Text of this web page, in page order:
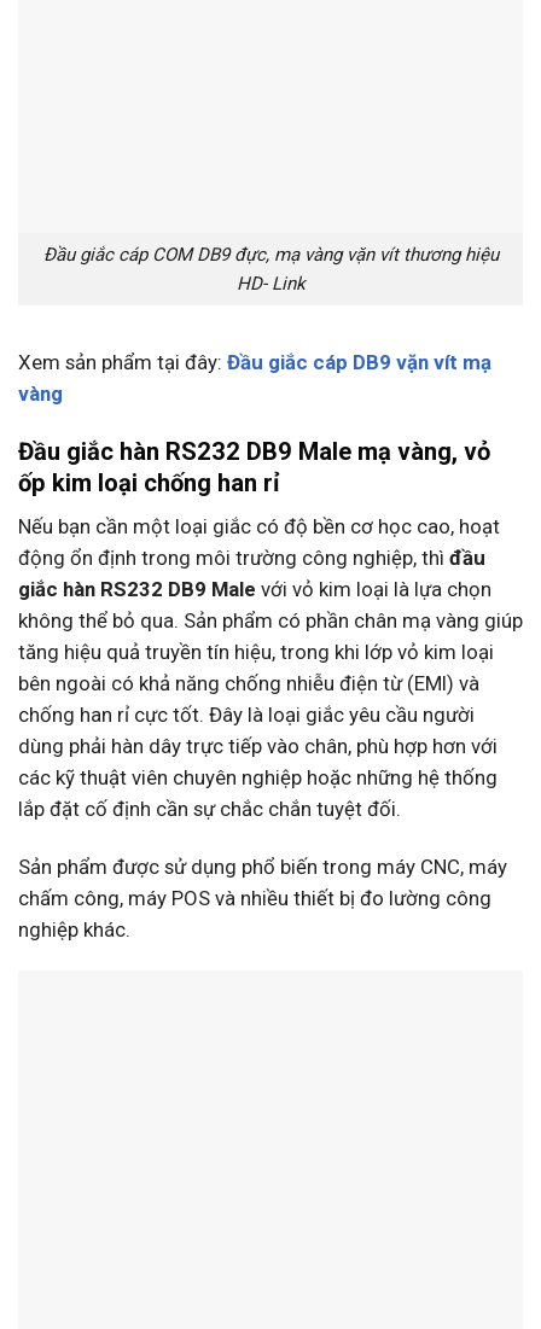
Đầu giắc cáp COM DB9 đực, mạ vàng vặn vít thương hiệu
HD- Link
Xem sản phẩm tại đây: Đầu giắc cáp DB9 vặn vít mạ
vàng
Đầu giắc hàn RS232 DB9 Male mạ vàng, vỏ
ốp kim loại chống han rỉ
Nếu bạn cần một loại giắc có độ bền cơ học cao, hoạt
động ổn định trong môi trường công nghiệp, thì đầu
giắc hàn RS232 DB9 Male với vỏ kim loại là lựa chọn
không thể bỏ qua. Sản phẩm có phần chân mạ vàng giúp
tăng hiệu quả truyền tín hiệu, trong khi lớp vỏ kim loại
bên ngoài có khả năng chống nhiễu điện từ (EMI) và
chống han rỉ cực tốt. Đây là loại giắc yêu cầu người
dùng phải hàn dây trực tiếp vào chân, phù hợp hơn với
các kỹ thuật viên chuyên nghiệp hoặc những hệ thống
lắp đặt cố định cần sự chắc chắn tuyệt đối.
Sản phẩm được sử dụng phổ biến trong máy CNC, máy
chấm công, máy POS và nhiều thiết bị đo lường công
nghiệp khác.